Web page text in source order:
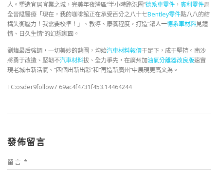
人。塑造宜居宜業之城，完美年夜灣區“半小時路況圈”德系車零件 ， 賓利零件周
全晉陞醫療「現在，我的咖啡館正在承受百分之八十七Bentley零件點八八的結
構失衡壓力！我需要校準！」、教導、康養程度，打造“讓人一德系車材料見鐘
情、日久生情”的幻想家園。
劉煒最后強調，一切美妙的藍圖，均始汽車材料報價于足下，成于堅持。南沙
將勇于改造、堅韌不汽車材料拔、全力爭先，在廣州加油氣分離器改良版速實
現老城市新活氣、“四個出新出彩”和“再造新廣州”中展現更高文為。
TC:osder9follow7 69ac4f4731f453.14464244
發佈留言
留言 *